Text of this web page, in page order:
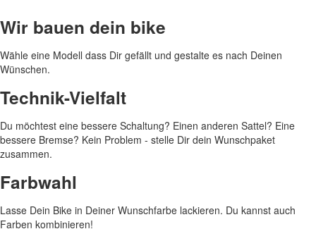
Wir bauen dein bike
Wähle eine Modell dass Dir gefällt und gestalte es nach Deinen
Wünschen.
Technik-Vielfalt
Du möchtest eine bessere Schaltung? Einen anderen Sattel? Eine
bessere Bremse? Kein Problem - stelle Dir dein Wunschpaket
zusammen.
Farbwahl
Lasse Dein Bike in Deiner Wunschfarbe lackieren. Du kannst auch
Farben kombinieren!